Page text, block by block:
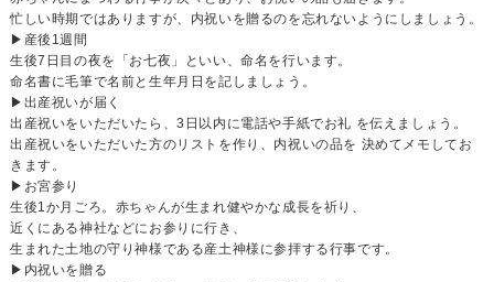
忙しい時期ではありますが、内祝いを贈るのを忘れないようにしましょう。
▶産後1週間
生後7日目の夜を「お七夜」といい、命名を行います。
命名書に毛筆で名前と生年月日を記しましょう。
▶出産祝いが届く
出産祝いをいただいたら、3日以内に電話や手紙でお礼 を伝えましょう。
出産祝いをいただいた方のリストを作り、内祝いの品を 決めてメモしてお
きます。
▶お宮参り
生後1か月ごろ。赤ちゃんが生まれ健やかな成長を祈り、
近くにある神社などにお参りに行き、
生まれた土地の守り神様である産土神様に参拝する行事です。
▶内祝いを贈る